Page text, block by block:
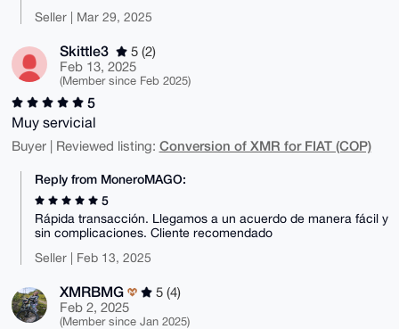
Seller | Mar 29, 2025
Skittle3
5 (2)
Feb 13, 2025
(Member since Feb 2025)
5
Muy servicial
Buyer | Reviewed listing: Conversion of XMR for FIAT (COP)
Reply from MoneroMAGO:
5
Rápida transacción. Llegamos a un acuerdo de manera fácil y
sin complicaciones. Cliente recomendado
Seller | Feb 13, 2025
XMRBMG
5 (4)
Feb 2, 2025
(Member since Jan 2025)